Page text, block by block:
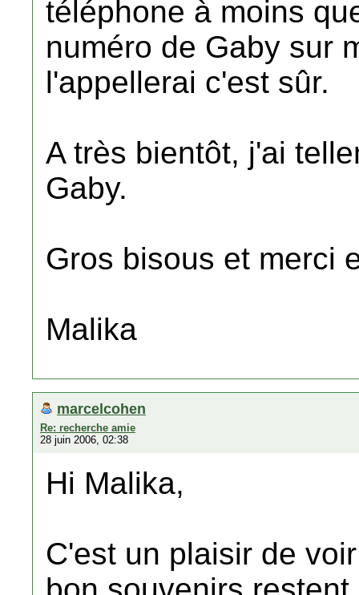
téléphone à moins
numéro de Gaby sur
l'appellerai c'est sûr.
A très bientôt, j'ai
Gaby.
Gros bisous et merci
Malika
marcelcohen
Re: recherche amie
28 juin 2006, 02:38
Hi Malika,
C'est un plaisir de